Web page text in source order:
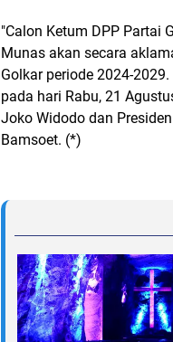
"Calon Ketum DPP Partai
Munas akan secara
Golkar periode 2024-
pada hari Rabu, 21
Joko Widodo dan
Bamsoet. (*)